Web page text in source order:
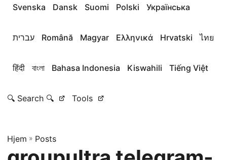
Svenska Dansk Suomi Polski Українська
עברית Română Magyar Ελληνικά Hrvatski ไทย
हिंदी বাংলা Bahasa Indonesia Kiswahili Tiếng Việt
🔍 Search 🔍 Tools
Hjem » Posts